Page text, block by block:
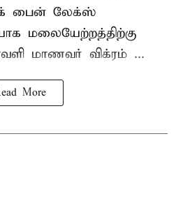
பைன் லேக்ஸ்
மலையேற்றத்திற்கு
மாணவர் விக்ரம் ...
More